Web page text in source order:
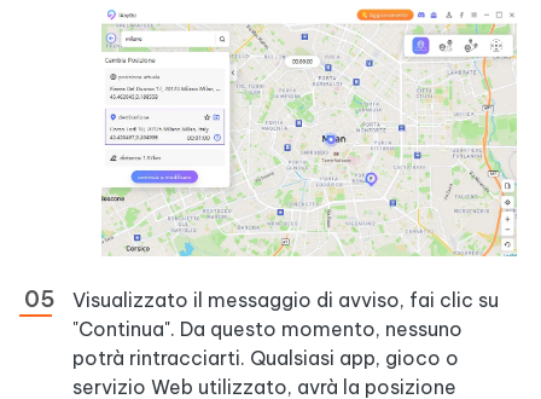
Visualizzato il messaggio di avviso, fai clic su
"Continua". Da questo momento, nessuno
potrà rintracciarti. Qualsiasi app, gioco o
servizio Web utilizzato, avrà la posizione